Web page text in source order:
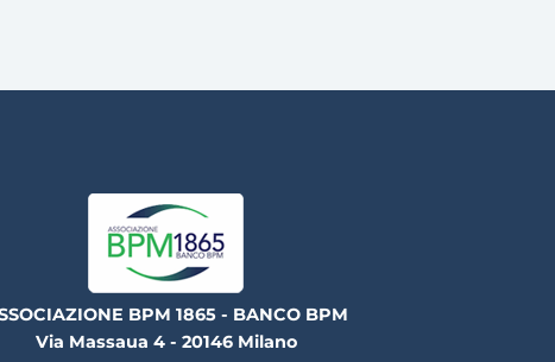
BPM 1865 - BANCO BPM
Via Massaua 4 - 20146 Milano